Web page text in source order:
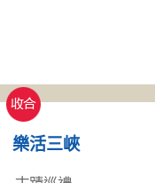
收合
樂活三峽